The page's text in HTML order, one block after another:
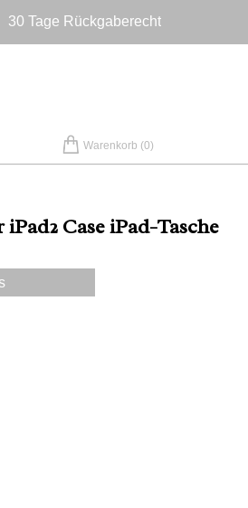
30 Tage Rückgaberecht
Warenkorb (0)
Case iPad-Tasche